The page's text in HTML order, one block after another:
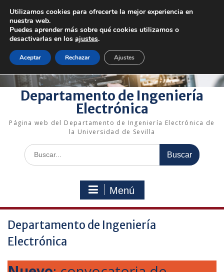
contenido
+34 954 48 73 72 electronica@us.es
Bienvenido a nuestro departamento!
Enlaces rápidos
Departamento de Ingeniería
Electrónica
Página web del Departamento de Ingeniería Electrónica de
la Universidad de Sevilla
Buscar:
Menú
Departamento de Ingeniería
Electrónica
Utilizamos cookies para ofrecerte la mejor experiencia en
nuestra web.
Puedes aprender más sobre qué cookies utilizamos o
desactivarlas en los ajustes.
Aceptar Rechazar Ajustes